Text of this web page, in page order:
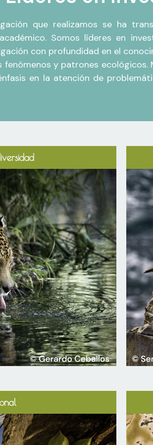
que realizamos se ha
Somos líderes en
con profundidad en el
fenómenos y patrones
en la atención de